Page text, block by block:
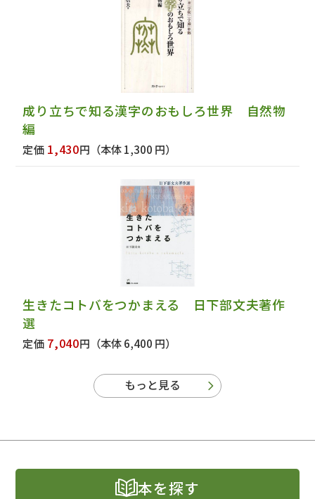
成り立ちで知る漢字のおもしろ世界 自然物
編
定価 1,430円 （本体 1,300 円）
生きたコトバをつかまえる 日下部文夫著作
選
定価 7,040円 （本体 6,400 円）
もっと見る
本を探す